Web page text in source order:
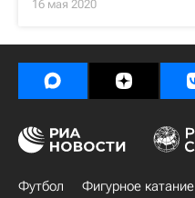
16 мая 2020
Футбол Фигурное катание